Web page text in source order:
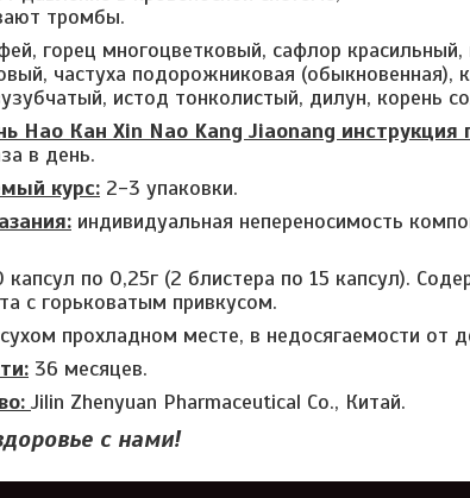
тромбы.
горец многоцветковый, сафлор красильный,
частуха подорожниковая (обыкновенная),
истод тонколистый, дилун, корень
Нао Кан Xin Nao Kang Jiaonang
в день.
курс: 2-3 упаковки.
индивидуальная непереносимость
капсул по 0,25г (2 блистера по 15 капсул).
с горьковатым привкусом.
прохладном месте, в недосягаемости от
36 месяцев.
Jilin Zhenyuan Pharmaceutical Co., Китай.
с нами!